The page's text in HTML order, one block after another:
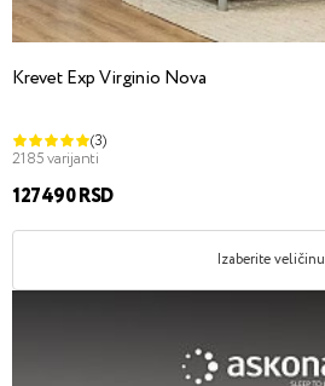
Krevet Exp Virginio Nova
(3)
2185 varijanti
127490 RSD
Izaberite veličinu